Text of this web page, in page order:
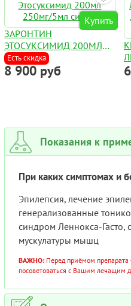
Купить
ЗАРОНТИН
ЭТОСУКСИМИД 200МЛ
250МГ/5МЛ СИРОП
Есть скидка
8 900 руб
Показания к
При каких симптомах и
Эпилепсия, лечение
генерализованные
синдром Леннокса-Гасто,
мускулатуры мышц
ВАЖНО: Перед приёмом препарата
посоветоваться с Вашим лечащим